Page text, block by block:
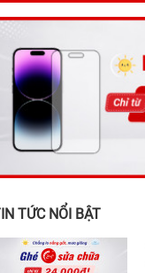
TỨC NỔI BẬT